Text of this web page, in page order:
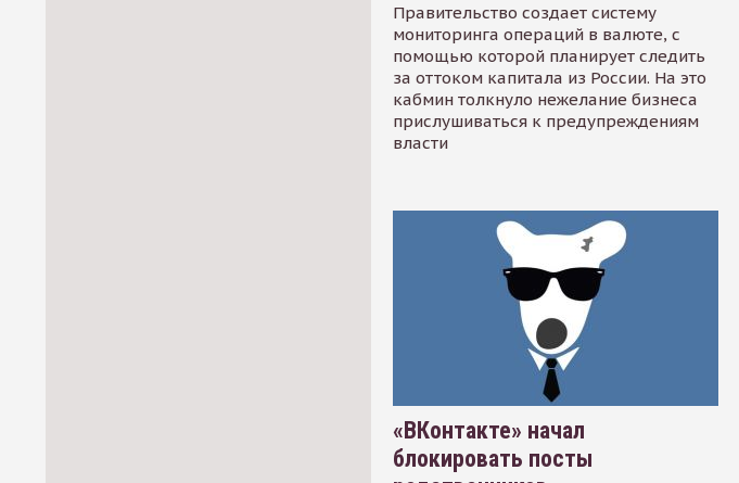
Правительство создает систему
мониторинга операций в валюте, с
помощью которой планирует следить
за оттоком капитала из России. На это
кабмин толкнуло нежелание бизнеса
прислушиваться к предупреждениям
власти
«ВКонтакте» начал
блокировать посты